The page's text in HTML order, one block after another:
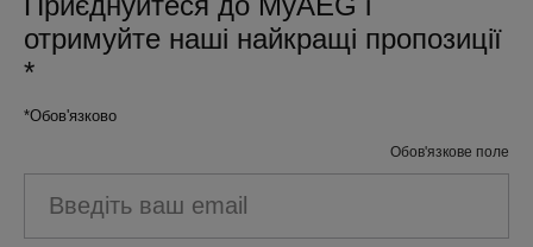
отримуйте наші найкращі пропозиції
*
*Обов'язково
Обов'язкове поле